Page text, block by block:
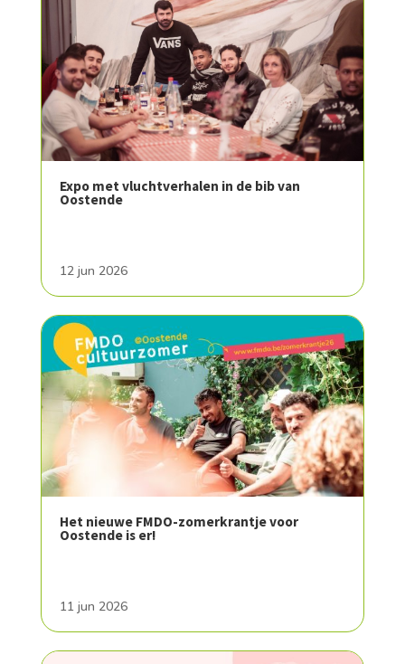
Expo met vluchtverhalen in de bib van
Oostende
12 jun 2026
Het nieuwe FMDO-zomerkrantje voor
Oostende is er!
11 jun 2026